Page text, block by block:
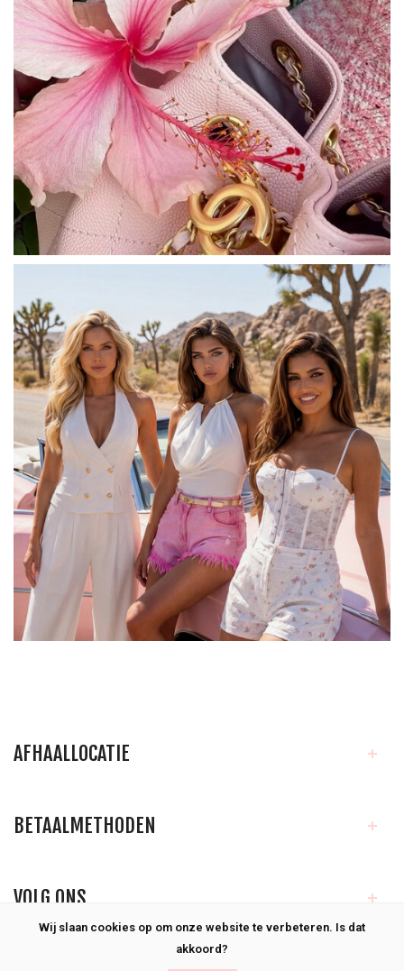
AFHAALLOCATIE
BETAALMETHODEN
VOLG ONS
Wij slaan cookies op om onze website te verbeteren. Is dat
akkoord?